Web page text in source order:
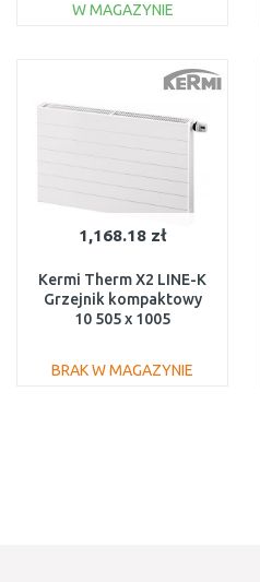
W MAGAZYNIE
Do porównania
1,168.18 zł
Kermi Therm X2 LINE-K
Grzejnik kompaktowy
10 505 x 1005
BRAK W MAGAZYNIE